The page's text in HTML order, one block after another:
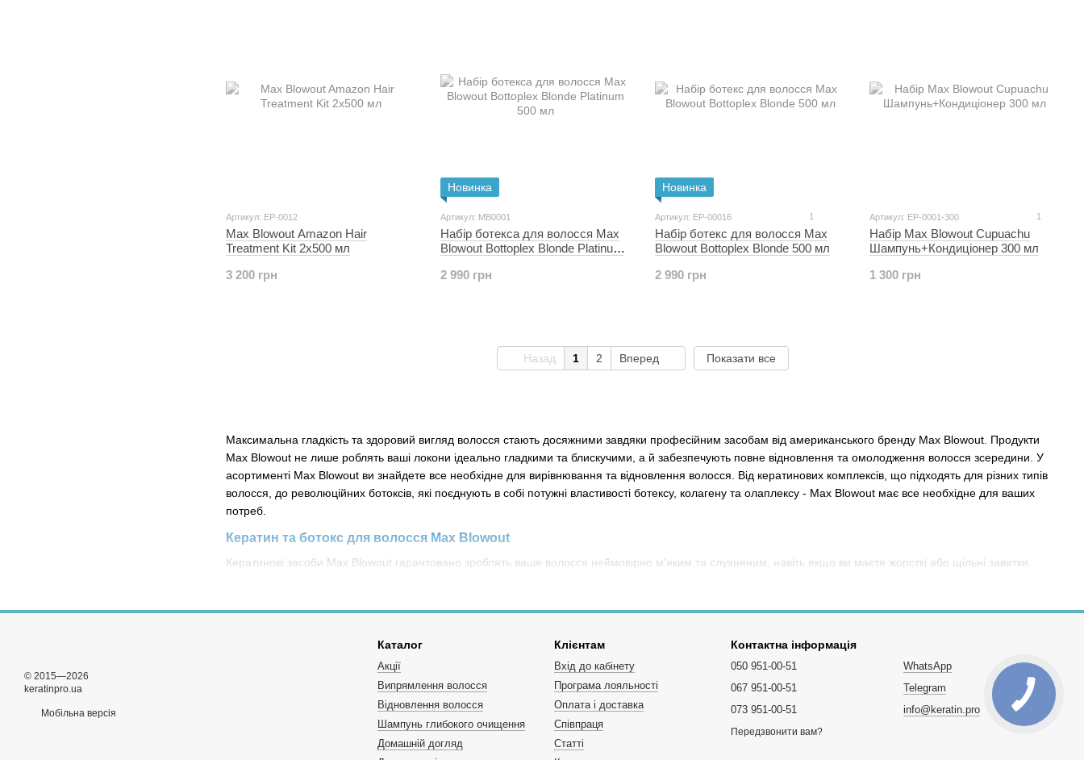
Максимальна гладкість та здоровий вигляд волосся стають досяжними завдяки професійним засобам від американського бренду Max Blowout. Продукти
Max Blowout не лише роблять ваші локони ідеально гладкими та блискучими, а й забезпечують повне відновлення та омолодження волосся зсередини. У
асортименті Max Blowout ви знайдете все необхідне для вирівнювання та відновлення волосся. Від кератинових комплексів, що підходять для різних типів
волосся, до революційних ботоксів, які поєднують в собі потужні властивості ботексу, колагену та олаплексу - Max Blowout має все необхідне для ваших
потреб.
Кератин та ботокс для волосся Max Blowout
Кератинові засоби Max Blowout гарантовано зроблять ваше волосся неймовірно м'яким та слухняним, навіть якщо ви маєте жорсткі або щільні завитки.
зберігають об'єм волосся, надають йому блиск та здоровий вигляд протягом тривалого часу. Для максимального ефекту та догляду за волоссям після
ваших локонів максимальне живлення, зволоження та захист від негативних впливів навколишнього середовища.
Купити кератин та ботоплекс для вирівнювання волосся Max Blowout в Україні
Завітайте на сайт Keratin.pro і відкрийте для себе широкий асортимент продуктів від Max Blowout, які допоможуть вам досягти ідеально гладкого та
здорового волосся. Інноваційні формули кератину та ботоксу забезпечать вашій шевелюрі неймовірну м'якість, блиск і повне відновлення. Не втрачайте
можливості мати чудове волосся - зробіть правильний вибір і замовте продукцію Max Blowout на Keratin.pro вже сьогодні!
Артикул: EP-0012
Max Blowout Amazon Hair
Treatment Kit 2x500 мл
3 200 грн
Новинка
Артикул: MB0001
Набір ботекса для волосся Max
Blowout Bottoplex Blonde Platinum
2 990 грн
Новинка
Артикул: EP-00016 1
Набір ботекс для волосся Max
Blowout Bottoplex Blonde 500 мл
2 990 грн
Артикул: EP-0001-300 1
Набір Max Blowout Cupuachu
Шампунь+Кондиціонер 300 мл
1 300 грн
Назад 1 2 Вперед Показати все
© 2015—2026
keratinpro.ua
Мобільна версія
Каталог
Акції
Випрямлення волосся
Відновлення волосся
Шампунь глибокого очищення
Домашній догляд
Клієнтам
Вхід до кабінету
Програма лояльності
Оплата і доставка
Співпраця
Статті
Контактна інформація
050 951-00-51
067 951-00-51
073 951-00-51
Передзвонити вам?
WhatsApp
Telegram
info@keratin.pro